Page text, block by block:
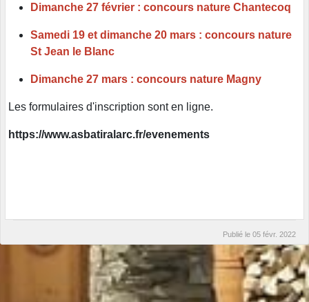
Dimanche 27 février : concours nature Chantecoq
Samedi 19 et dimanche 20 mars : concours nature
St Jean le Blanc
Dimanche 27 mars : concours nature Magny
Les formulaires d'inscription sont en ligne.
https://www.asbatiralarc.fr/evenements
Publié le 05 févr. 2022